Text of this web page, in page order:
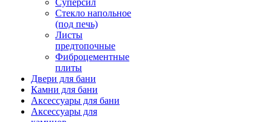
Суперсил
Стекло напольное
(под печь)
Листы
предтопочные
Фиброцементные
плиты
Двери для бани
Камни для бани
Аксессуары для бани
Аксессуары для